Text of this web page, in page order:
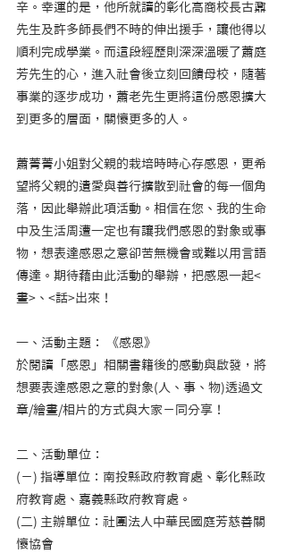
辛。幸運的是，他所就讀的彰化高商校長古鼐
先生及許多師長們不時的伸出援手，讓他得以
順利完成學業。而這段經歷則深深溫暖了蕭庭
芳先生的心，進入社會後立刻回饋母校，隨著
事業的逐步成功，蕭老先生更將這份感恩擴大
到更多的層面，關懷更多的人。
蕭菁菁小姐對父親的栽培時時心存感恩，更希
望將父親的遺愛與善行擴散到社會的每一個角
落，因此舉辦此項活動。相信在您、我的生命
中及生活周遭一定也有讓我們感恩的對象或事
物，想表達感恩之意卻苦無機會或難以用言語
傳達。期待藉由此活動的舉辦，把感恩一起<
畫>、<話>出來！
一、活動主題： 《感恩》
於閱讀「感恩」相關書籍後的感動與啟發，將
想要表達感恩之意的對象(人、事、物)透過文
章/繪畫/相片的方式與大家ㄧ同分享！
二、活動單位：
(ㄧ) 指導單位：南投縣政府教育處、彰化縣政
府教育處、嘉義縣政府教育處。
(二) 主辦單位：社團法人中華民國庭芳慈善關
懷協會